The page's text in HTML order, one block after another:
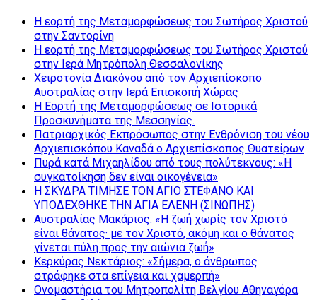
Η εορτή της Μεταμορφώσεως του Σωτήρος Χριστού
στην Σαντορίνη
Η εορτή της Μεταμορφώσεως του Σωτήρος Χριστού
στην Ιερά Μητρόπολη Θεσσαλονίκης
Χειροτονία Διακόνου από τον Αρχιεπίσκοπο
Αυστραλίας στην Ιερά Επισκοπή Χώρας
Η Εορτή της Μεταμορφώσεως σε Ιστορικά
Προσκυνήματα της Μεσσηνίας.
Πατριαρχικός Εκπρόσωπος στην Ενθρόνιση του νέου
Αρχιεπισκόπου Καναδά ο Αρχιεπίσκοπος Θυατείρων
Πυρά κατά Μιχαηλίδου από τους πολύτεκνους: «Η
συγκατοίκηση δεν είναι οικογένεια»
Η ΣΚΥΔΡΑ ΤΙΜΗΣΕ ΤΟΝ ΑΓΙΟ ΣΤΕΦΑΝΟ ΚΑΙ
ΥΠΟΔΕΧΘΗΚΕ ΤΗΝ ΑΓΙΑ ΕΛΕΝΗ (ΣΙΝΩΠΗΣ)
Αυστραλίας Μακάριος: «Η ζωή χωρίς τον Χριστό
είναι θάνατος· με τον Χριστό, ακόμη και ο θάνατος
γίνεται πύλη προς την αιώνια ζωή»
Κερκύρας Νεκτάριος: «Σήμερα, ο άνθρωπος
στράφηκε στα επίγεια και χαμερπή»
Ονομαστήρια του Μητροπολίτη Βελγίου Αθηναγόρα